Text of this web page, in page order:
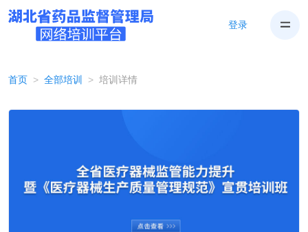
登录
首页 全部培训 培训详情